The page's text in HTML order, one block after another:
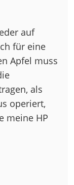
auf
für eine
Apfel muss
als
operiert,
meine HP